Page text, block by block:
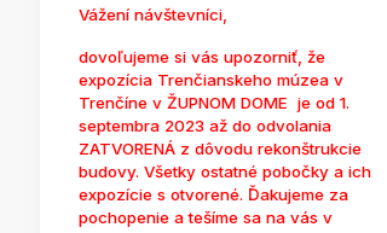
Vážení návštevníci,
dovoľujeme si vás upozorniť, že
expozícia Trenčianskeho múzea v
Trenčíne v ŽUPNOM DOME je od 1.
septembra 2023 až do odvolania
ZATVORENÁ z dôvodu rekonštrukcie
budovy. Všetky ostatné pobočky a ich
expozície s otvorené. Ďakujeme za
pochopenie a tešíme sa na vás v